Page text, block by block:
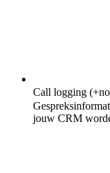
Call logging
jouw CRM